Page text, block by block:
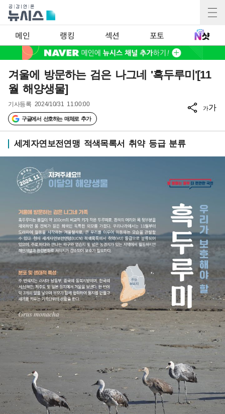
메인 랭킹 섹션 포토
겨울에 방문하는 검은 나그네 '흑두루미'[11
월 해양생물]
기사등록 2024/10/31 11:00:00
구글에서 선호하는 매체로 추가
가가
세계자연보전연맹 적색목록서 취약 등급 분류